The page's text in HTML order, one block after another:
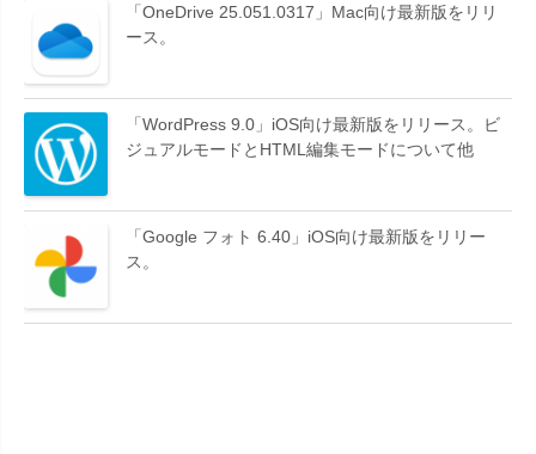
「OneDrive 25.051.0317」Mac向け最新版をリリ
ース。
「WordPress 9.0」iOS向け最新版をリリース。ビ
ジュアルモードとHTML編集モードについて他
「Google フォト 6.40」iOS向け最新版をリリー
ス。